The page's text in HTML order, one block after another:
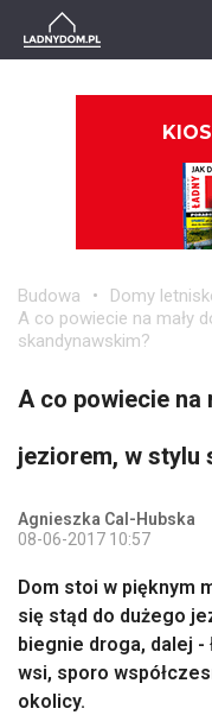
Budowa
Domy
A co powiecie na mały
skandynawskim?
A co powiecie na
jeziorem, w stylu
Agnieszka Cal-Hubska
08-06-2017 10:57
Dom stoi w pięknym
się stąd do dużego
biegnie droga, dalej -
wsi, sporo
okolicy.